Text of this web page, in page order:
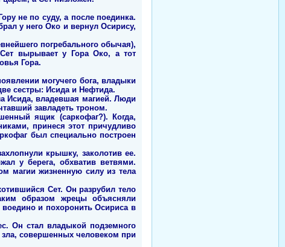
не по суду, а после поединка.
у него Око и вернул Осирису,
погребального обычая),
вырывает у Гора Око, а тот
Гора.
могучего бога, владыки
сестры: Исида и Нефтида.
Исида, владевшая магией. Люди
завладеть троном.
ящик (саркофаг?). Когда,
принеся этот причудливо
был специально построен
крышку, заколотив ее.
у берега, обхватив ветвями.
магии жизненную силу из тела
Сет. Он разрубил тело
образом жрецы объясняли
и похоронить Осириса в
Он стал владыкой подземного
совершенных человеком при